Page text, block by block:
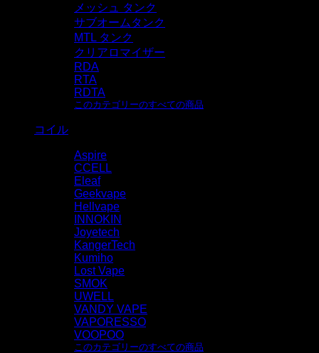
メッシュ タンク
サブオームタンク
MTL タンク
クリアロマイザー
RDA
RTA
RDTA
このカテゴリーのすべての商品
コイル
Aspire
CCELL
Eleaf
Geekvape
Hellvape
INNOKIN
Joyetech
KangerTech
Kumiho
Lost Vape
SMOK
UWELL
VANDY VAPE
VAPORESSO
VOOPOO
このカテゴリーのすべての商品